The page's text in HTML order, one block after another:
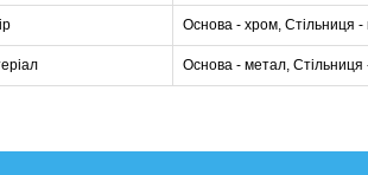
Основа - хром, Стільниця -
Основа - метал, Стільниця